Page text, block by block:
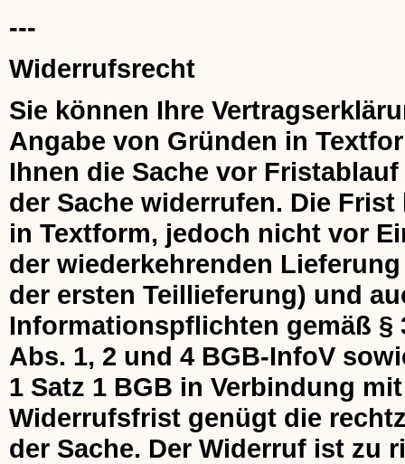
---
Widerrufsrecht
Sie können Ihre
Angabe von Gründen in
Ihnen die Sache vor
der Sache widerrufen. Die
in Textform, jedoch nicht vor
der wiederkehrenden
der ersten Teillieferung) und
Informationspflichten gemäß §
Abs. 1, 2 und 4 BGB-InfoV
1 Satz 1 BGB in Verbindung
Widerrufsfrist genügt die
der Sache. Der Widerruf ist zu